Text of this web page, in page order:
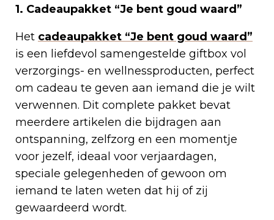
1. Cadeaupakket “Je bent goud waard”
Het cadeaupakket “Je bent goud waard”
is een liefdevol samengestelde giftbox vol
verzorgings- en wellnessproducten, perfect
om cadeau te geven aan iemand die je wilt
verwennen. Dit complete pakket bevat
meerdere artikelen die bijdragen aan
ontspanning, zelfzorg en een momentje
voor jezelf, ideaal voor verjaardagen,
speciale gelegenheden of gewoon om
iemand te laten weten dat hij of zij
gewaardeerd wordt.